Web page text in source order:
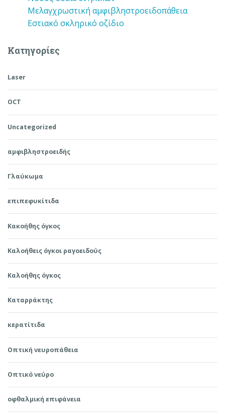
Μελαγχρωστική αμφιβληστροειδοπάθεια
Εστιακό σκληρικό οζίδιο
Kατηγορίες
Laser
OCT
Uncategorized
αμφιβληστροειδής
Γλαύκωμα
επιπεφυκίτιδα
Κακοήθης όγκος
Καλοήθεις όγκοι ραγοειδούς
Καλοήθης όγκος
Καταρράκτης
κερατίτιδα
Οπτική νευροπάθεια
Οπτικό νεύρο
οφθαλμική επιφάνεια